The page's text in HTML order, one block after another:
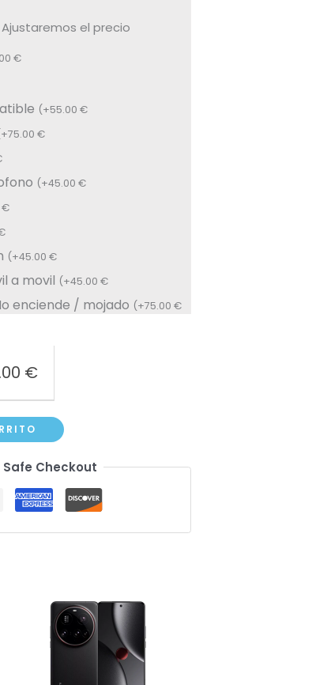
el precio
€
(+55.00 €
+75.00 €
(+45.00 €
€
(+45.00 €
a movil (+45.00 €
enciende / mojado (+75.00 €
€
Checkout